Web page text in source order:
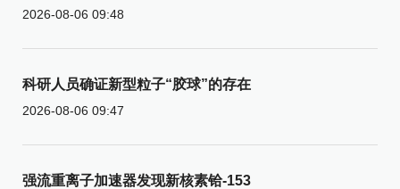
2026-08-06 09:48
科研人员确证新型粒子“胶球”的存在
2026-08-06 09:47
强流重离子加速器发现新核素铪-153